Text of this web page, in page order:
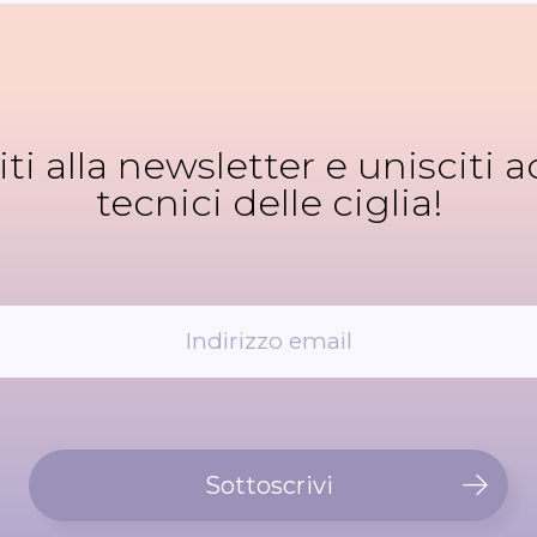
alla newsletter e unisciti
tecnici delle ciglia!
Sottoscrivi